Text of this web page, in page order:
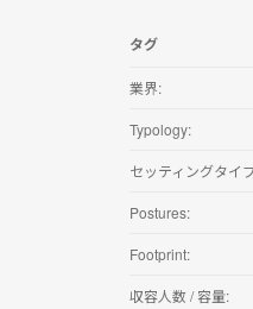
る
タグ
業界:
Typology:
セッティングタイ
Postures:
Footprint:
収容人数 / 容量: